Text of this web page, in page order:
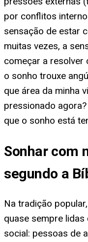
por conflitos
sensação de estar
muitas vezes, a
começar a resolver
o sonho trouxe
que área da minha
pressionado
que o sonho está
Sonhar com
segundo a
Na tradição
quase sempre
social: pessoas de